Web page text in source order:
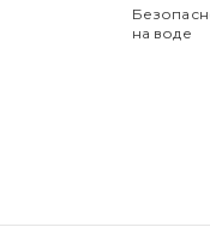
на воде